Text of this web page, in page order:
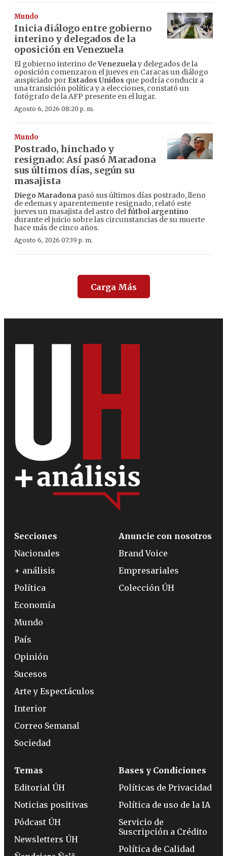
Mundo
Inicia diálogo entre gobierno
interino y delegados de la
oposición en Venezuela
El gobierno interino deVenezuelay delegados de la
oposición comenzaron el jueves en Caracas un diálogo
auspiciado por Estados Unidos que podría conducir a
una transición política y a elecciones, constató un
fotógrafo de la AFP presente en el lugar.
Agosto 6, 2026 08:20 p. m.
Mundo
Postrado, hinchado y
resignado: Así pasó Maradona
sus últimos días, según su
masajista
Diego Maradona pasó sus últimos días postrado, lleno
de edemas y aparentemente resignado, relató este
jueves un masajista del astro delfútbol argentino
durante el juicio sobre las circunstancias de su muerte
hace más de cinco años.
Agosto 6, 2026 07:39 p. m.
Carga Más
Secciones
Nacionales
+ análisis
Política
Economía
Mundo
País
Opinión
Sucesos
Arte y Espectáculos
Interior
Correo Semanal
Sociedad
Anuncie con nosotros
Brand Voice
Empresariales
Colección ÚH
Temas
Editorial ÚH
Noticias positivas
Pódcast ÚH
Newsletters ÚH
Bases y Condiciones
Políticas de Privacidad
Política de uso de la IA
Servicio de
Suscripción a Crédito
Política de Calidad